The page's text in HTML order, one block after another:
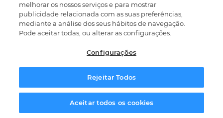
LTV (Valor vitalício do cliente)
Aprenda a dominar estas métricas com o nosso
O E-Commerce representa uma oportunidade
melhorar os nossos serviços e para mostrar
publicidade relacionada com as suas preferências,
mediante a análise dos seus hábitos de navegação.
Pode aceitar todas, ou alterar as configurações.
Configurações
Rejeitar Todos
Aceitar todos os cookiesSolicitar informação